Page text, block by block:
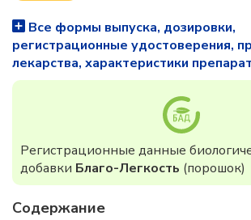
Все формы выпуска, дозировки,
регистрационные удостоверения,
лекарства, характеристики
Регистрационные данные
добавки Благо-Легкость (порошок)
Содержание